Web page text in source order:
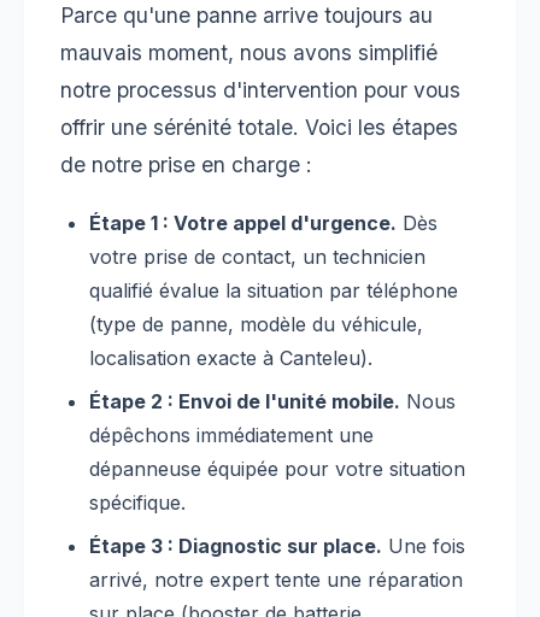
Parce qu'une panne arrive toujours au
mauvais moment, nous avons simplifié
notre processus d'intervention pour vous
offrir une sérénité totale. Voici les étapes
de notre prise en charge :
Étape 1 : Votre appel d'urgence. Dès
votre prise de contact, un technicien
qualifié évalue la situation par téléphone
(type de panne, modèle du véhicule,
localisation exacte à Canteleu).
Étape 2 : Envoi de l'unité mobile. Nous
dépêchons immédiatement une
dépanneuse équipée pour votre situation
spécifique.
Étape 3 : Diagnostic sur place. Une fois
arrivé, notre expert tente une réparation